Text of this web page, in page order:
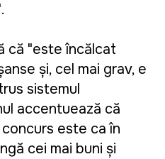
că "este încălcat
și, cel mai grav, e
sistemul
accentuează că
este ca în
cei mai buni și